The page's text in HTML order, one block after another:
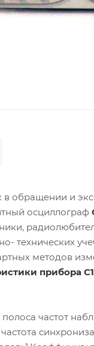
в обращении и
осциллограф
технических
методов
прибора
частот